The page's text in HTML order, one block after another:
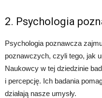
2. Psychologia
Psychologia poznawcza
poznawczych, czyli tego, jak
Naukowcy w tej dziedzinie
i percepcję. Ich badania
działają nasze umysły.